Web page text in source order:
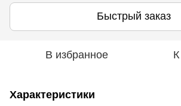
Быстрый заказ
В избранное
Характеристики